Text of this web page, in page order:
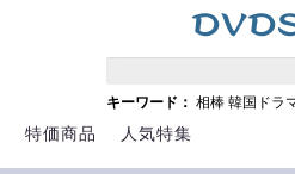
キーワード： 相棒 韓国ドラ
特価商品 人気特集